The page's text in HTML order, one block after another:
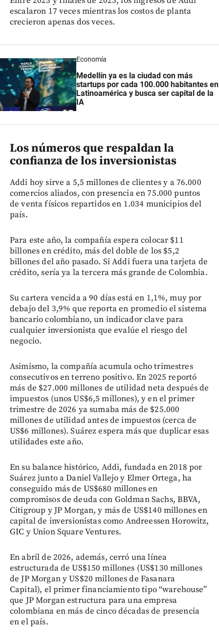
escalaron 17 veces mientras los costos de planta
crecieron apenas dos veces.
Economía
Medellín ya es la ciudad con más
startups por cada 100.000 habitantes en
Latinoamérica y busca ser capital de la
IA
Los números que respaldan la
confianza de los inversionistas
Addi hoy sirve a 5,5 millones de clientes y a 76.000
comercios aliados, con presencia en 75.000 puntos
de venta físicos repartidos en 1.034 municipios del
país.
Para este año, la compañía espera colocar $11
billones en crédito, más del doble de los $5,2
billones del año pasado. Si Addi fuera una tarjeta de
crédito, sería ya la tercera más grande de Colombia.
Su cartera vencida a 90 días está en 1,1%, muy por
debajo del 3,9% que reporta en promedio el sistema
bancario colombiano, un indicador clave para
cualquier inversionista que evalúe el riesgo del
negocio.
Asimismo, la compañía acumula ocho trimestres
consecutivos en terreno positivo. En 2025 reportó
más de $27.000 millones de utilidad neta después de
impuestos (unos US$6,5 millones), y en el primer
trimestre de 2026 ya sumaba más de $25.000
millones de utilidad antes de impuestos (cerca de
US$6 millones). Suárez espera más que duplicar esas
utilidades este año.
En su balance histórico, Addi, fundada en 2018 por
Suárez junto a Daniel Vallejo y Elmer Ortega, ha
conseguido más de US$680 millones en
compromisos de deuda con Goldman Sachs, BBVA,
Citigroup y JP Morgan, y más de US$140 millones en
capital de inversionistas como Andreessen Horowitz,
GIC y Union Square Ventures.
En abril de 2026, además, cerró una línea
estructurada de US$150 millones (US$130 millones
de JP Morgan y US$20 millones de Fasanara
Capital), el primer financiamiento tipo “warehouse”
que JP Morgan estructura para una empresa
colombiana en más de cinco décadas de presencia
en el país.